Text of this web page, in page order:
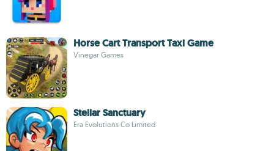
Horse Cart Transport Taxi Game
Vinegar Games
Stellar Sanctuary
Era Evolutions Co Limited